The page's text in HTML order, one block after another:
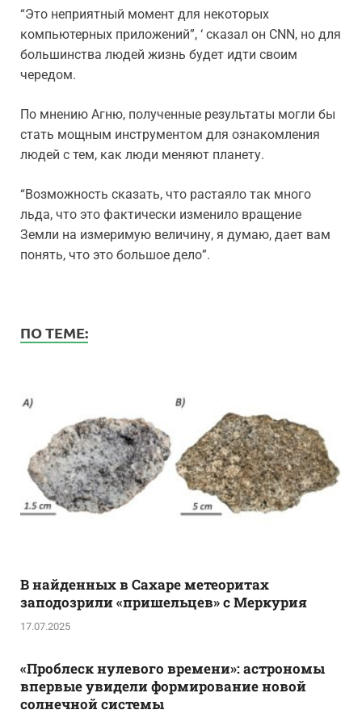
“Это неприятный момент для некоторых
компьютерных приложений”, ‘ сказал он CNN, но для
большинства людей жизнь будет идти своим
чередом.
По мнению Агню, полученные результаты могли бы
стать мощным инструментом для ознакомления
людей с тем, как люди меняют планету.
“Возможность сказать, что растаяло так много
льда, что это фактически изменило вращение
Земли на измеримую величину, я думаю, дает вам
понять, что это большое дело”.
ПО ТЕМЕ:
В найденных в Сахаре метеоритах
заподозрили «пришельцев» с Меркурия
17.07.2025
«Проблеск нулевого времени»: астрономы
впервые увидели формирование новой
солнечной системы